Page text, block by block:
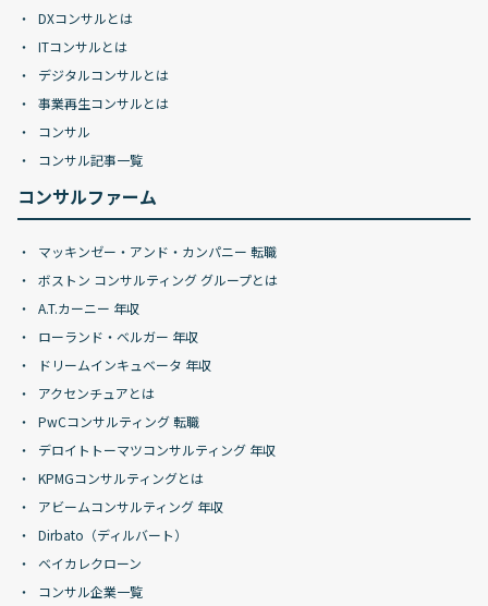
DXコンサルとは
ITコンサルとは
デジタルコンサルとは
事業再生コンサルとは
コンサル
コンサル記事一覧
コンサルファーム
マッキンゼー・アンド・カンパニー 転職
ボストン コンサルティング グループとは
A.T.カーニー 年収
ローランド・ベルガー 年収
ドリームインキュベータ 年収
アクセンチュアとは
PwCコンサルティング 転職
デロイトトーマツコンサルティング 年収
KPMGコンサルティングとは
アビームコンサルティング 年収
Dirbato（ディルバート）
ベイカレクローン
コンサル企業一覧